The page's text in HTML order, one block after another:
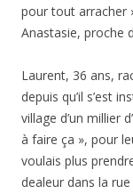
pour tout arracher
Anastasie, proche
Laurent, 36 ans,
depuis qu’il s’est
village d’un millier
à faire ça », pour
voulais plus
dealeur dans la